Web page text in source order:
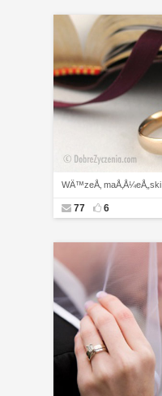
WÄ™zeÅ‚ maÅ‚Å¼eÅ„ski
77 6